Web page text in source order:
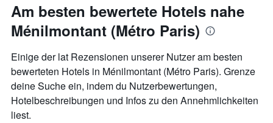
Am besten bewertete Hotels nahe
Ménilmontant (Métro Paris)
Einige der lat Rezensionen unserer Nutzer am besten
bewerteten Hotels in Ménilmontant (Métro Paris). Grenze
deine Suche ein, indem du Nutzerbewertungen,
Hotelbeschreibungen und Infos zu den Annehmlichkeiten
liest.